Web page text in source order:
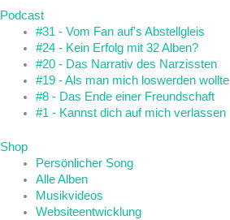
Podcast
#31 - Vom Fan auf's Abstellgleis
#24 - Kein Erfolg mit 32 Alben?
#20 - Das Narrativ des Narzissten
#19 - Als man mich loswerden wollte
#8 - Das Ende einer Freundschaft
#1 - Kannst dich auf mich verlassen
Shop
Persönlicher Song
Alle Alben
Musikvideos
Websiteentwicklung